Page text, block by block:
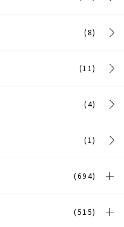
(8)
(11)
(4)
(1)
(694)
(515)